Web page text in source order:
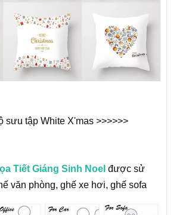
sưu tập White X'mas >>>>>>
Tiết Giáng Sinh Noel được sử
văn phòng, ghế xe hơi, ghế sofa